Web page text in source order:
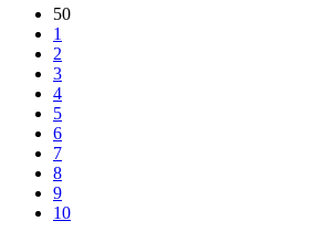
50
1
2
3
4
5
6
7
8
9
10